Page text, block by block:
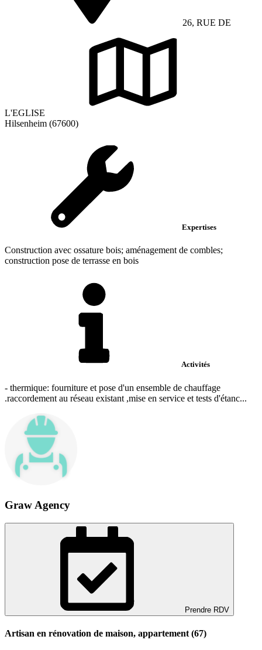
26, RUE DE
L'EGLISE
Hilsenheim (67600)
Expertises
Construction avec ossature bois; aménagement de combles;
construction pose de terrasse en bois
Activités
- thermique: fourniture et pose d'un ensemble de chauffage
.raccordement au réseau existant ,mise en service et tests d'étanc...
Graw Agency
Prendre RDV
Artisan en rénovation de maison, appartement (67)